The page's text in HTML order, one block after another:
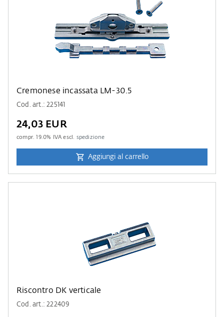
Cremonese incassata LM-30.5
Cod. art.: 225141
24,03 EUR
compr.19.0% IVA escl. spedizione
Aggiungi al carrello
Riscontro DK verticale
Cod. art.: 222409